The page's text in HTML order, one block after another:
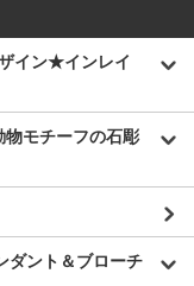
イン★インレイ
モチーフの石彫
ダント＆ブローチ